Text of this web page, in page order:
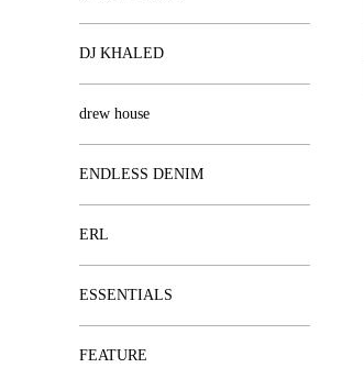
DJ KHALED
drew house
ENDLESS DENIM
ERL
ESSENTIALS
FEATURE